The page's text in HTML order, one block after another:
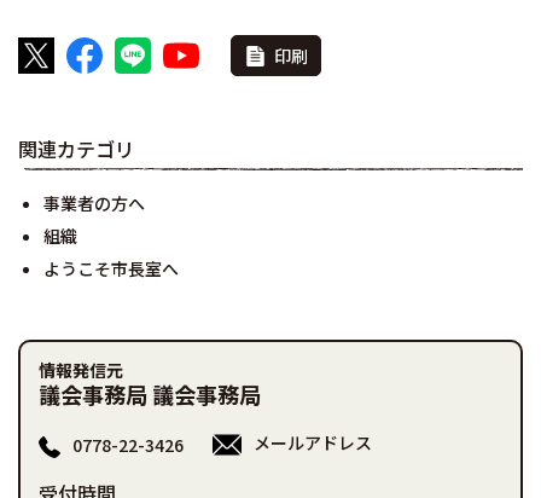
印刷
関連カテゴリ
事業者の方へ
組織
ようこそ市長室へ
情報発信元
議会事務局 議会事務局
0778-22-3426 メールアドレス